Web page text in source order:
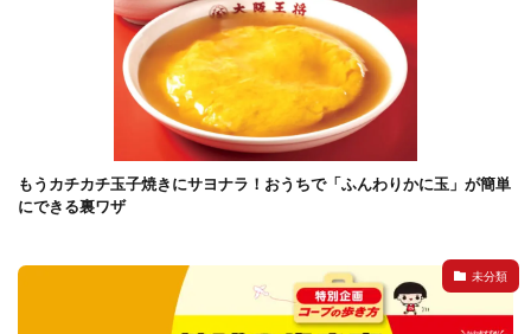
もうカチカチ玉子焼きにサヨナラ！おうちで「ふんわりかに玉」が簡単
にできる裏ワザ
未分類